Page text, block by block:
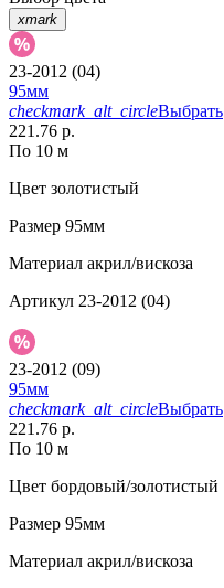
xmark
23-2012 (04)
95мм
checkmark_alt_circleВыбрать
221.76 р.
По 10 м
Цвет золотистый
Размер 95мм
Материал акрил/вискоза
Артикул 23-2012 (04)
23-2012 (09)
95мм
checkmark_alt_circleВыбрать
221.76 р.
По 10 м
Цвет бордовый/золотистый
Размер 95мм
Материал акрил/вискоза